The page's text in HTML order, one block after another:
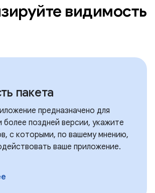
видимость
пакета
предназначено для
более поздней версии, укажите
с которыми, по вашему мнению,
ваше приложение.